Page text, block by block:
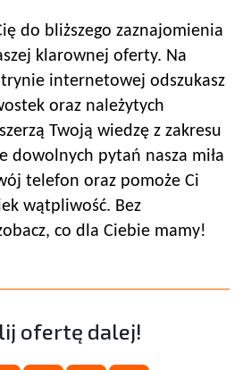
do bliższego zaznajomienia
klarownej oferty. Na
internetowej odszukasz
oraz należytych
Twoją wiedzę z zakresu
dowolnych pytań nasza miła
telefon oraz pomoże Ci
wątpliwość. Bez
co dla Ciebie mamy!
ofertę dalej!